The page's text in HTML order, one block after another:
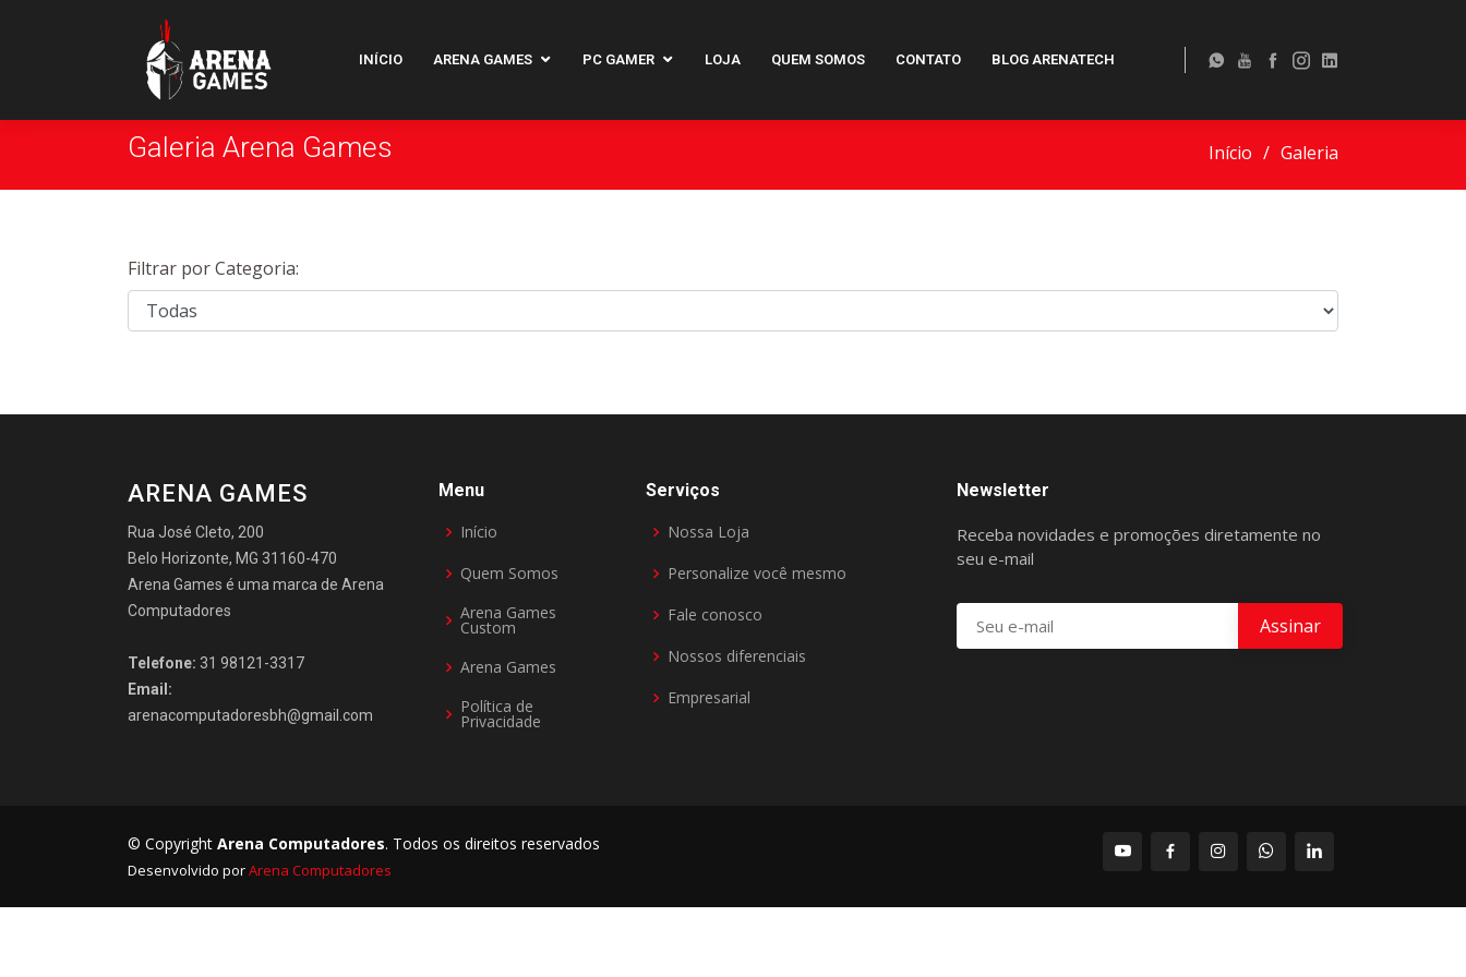
INÍCIO ARENA GAMES PC GAMER LOJA QUEM SOMOS CONTATO BLOG ARENATECH
Galeria Arena Games Início Galeria
Filtrar por Categoria:
ARENA GAMES
Rua José Cleto, 200
Belo Horizonte, MG 31160-470
Arena Games é uma marca de Arena
Computadores
Telefone: 31 98121-3317
Email:
arenacomputadoresbh@gmail.com
Menu
Início
Quem Somos
Arena Games
Custom
Arena Games
Política de
Privacidade
Serviços
Nossa Loja
Personalize você mesmo
Fale conosco
Nossos diferenciais
Empresarial
Newsletter
Receba novidades e promoções diretamente no
seu e-mail
© Copyright Arena Computadores. Todos os direitos reservados
Desenvolvido porArena Computadores